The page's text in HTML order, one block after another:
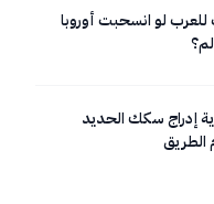
لو انسحبت أوروبا
إدراج سكك الحديد